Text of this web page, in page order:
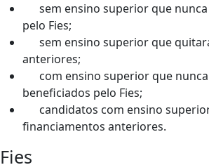
sem ensino superior que
pelo Fies;
sem ensino superior que
anteriores;
com ensino superior que
beneficiados pelo Fies;
candidatos com ensino
financiamentos anteriores.
Fies